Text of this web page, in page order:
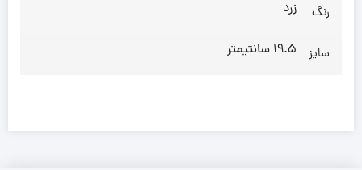
رنگ زرد
سایز 19.5 سانتیمتر